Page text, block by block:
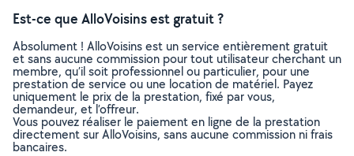
Est-ce que AlloVoisins est gratuit ?
Absolument ! AlloVoisins est un service entièrement gratuit
et sans aucune commission pour tout utilisateur cherchant un
membre, qu’il soit professionnel ou particulier, pour une
prestation de service ou une location de matériel. Payez
uniquement le prix de la prestation, fixé par vous,
demandeur, et l’offreur.
Vous pouvez réaliser le paiement en ligne de la prestation
directement sur AlloVoisins, sans aucune commission ni frais
bancaires.